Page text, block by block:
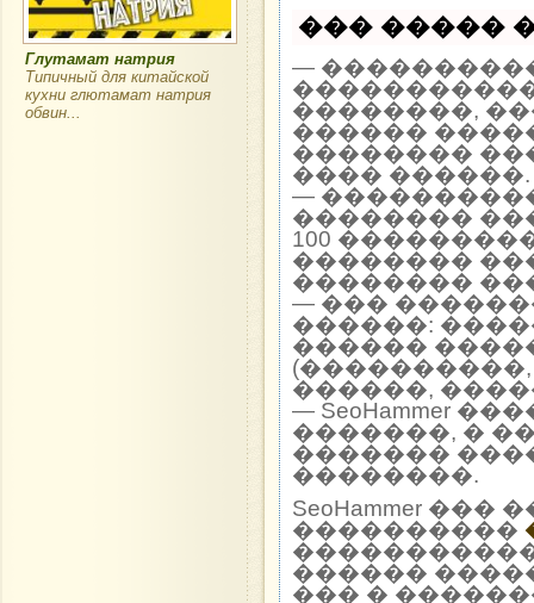
Глутамат натрия
Типичный для китайской
кухни глютамат натрия
обвин...
��� �����
—
��������,
������
��������
���� ������.
—
��������
100
��������
��������
— ���
������:
������
������,
— SeoHammer
�������, �
�������
��������.
SeoHammer
����������
������
��� �